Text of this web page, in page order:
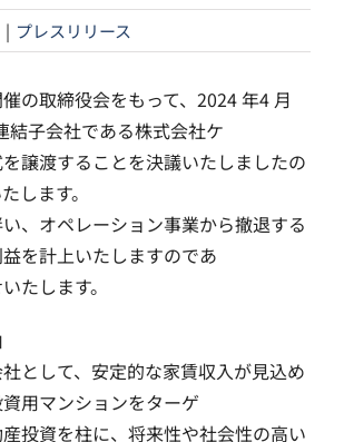
| プレスリリース
の取締役会をもって、2024 年4 月
結子会社である株式会社ケ
譲渡することを決議いたしましたの
します。
、オペレーション事業から撤退する
を計上いたしますのであ
たします。
として、安定的な家賃収入が見込め
用マンションをターゲ
投資を柱に、将来性や社会性の高い